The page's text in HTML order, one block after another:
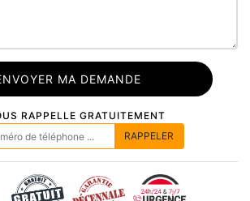
RAPPELLE GRATUITEMENT